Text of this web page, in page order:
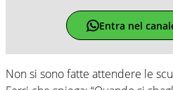
Entra nel
Non si sono fatte attendere le